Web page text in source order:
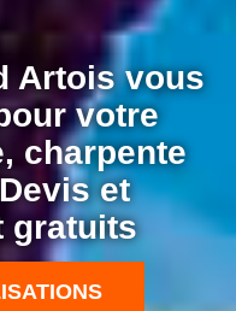
Artois vous
votre
charpente
et
gratuits